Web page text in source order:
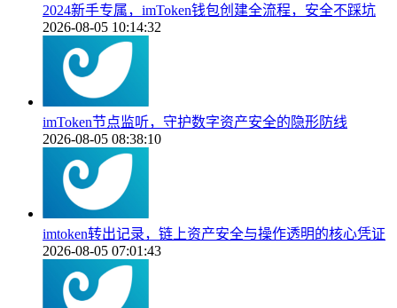
2024新手专属，imToken钱包创建全流程，安全不踩坑
2026-08-05 10:14:32
imToken节点监听，守护数字资产安全的隐形防线
2026-08-05 08:38:10
imtoken转出记录，链上资产安全与操作透明的核心凭证
2026-08-05 07:01:43